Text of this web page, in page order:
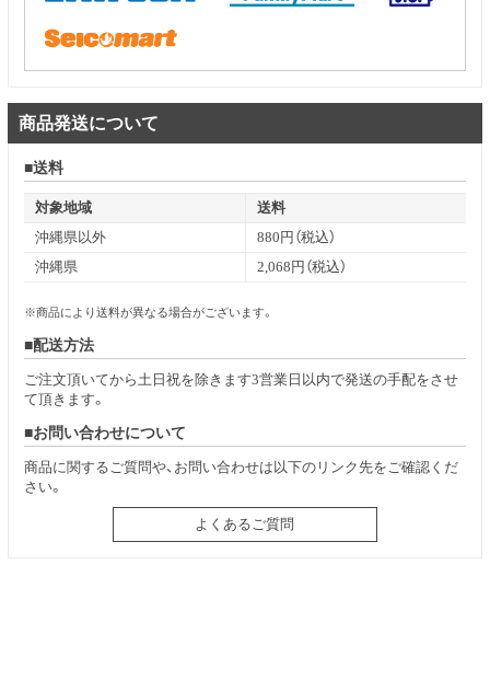
商品発送について
送料
対象地域
送料
沖縄県以外
880円（税込）
沖縄県
2,068円（税込）
※商品により送料が異なる場合がございます。
配送方法
ご注文頂いてから土日祝を除きます3営業日以内で発送の手配をさせ
て頂きます。
お問い合わせについて
商品に関するご質問や、お問い合わせは以下のリンク先をご確認くだ
さい。
よくあるご質問